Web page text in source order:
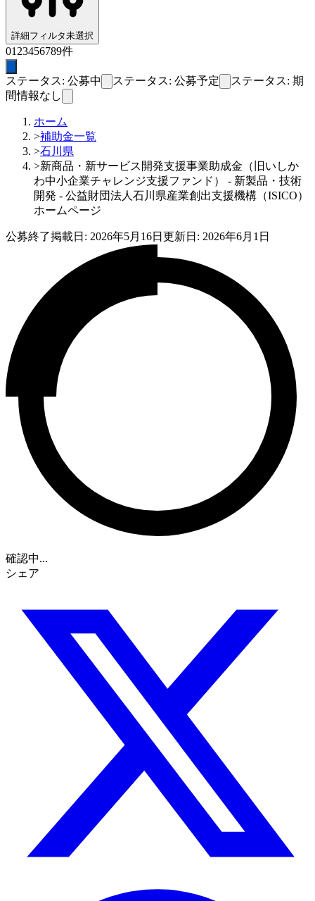
詳細フィルタ未選択
01 23456789件
ステータス: 公募中 ステータス: 公募予定
ステータス: 期
間情報なし
ホーム
>補助金一覧
>石川県
>新商品・新サービス開発支援事業助成金（旧いしか
わ中小企業チャレンジ支援ファンド） - 新製品・技術
開発 - 公益財団法人石川県産業創出支援機構（ISICO）
ホームページ
公募終了掲載日: 2026年5月16日 更新日: 2026年6月1日
確認中...
シェア